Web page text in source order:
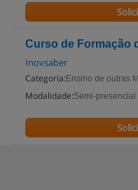
Curso de Formação
Inovsaber
Categoria: Ensino de outras
Modalidade:Semi-presencial